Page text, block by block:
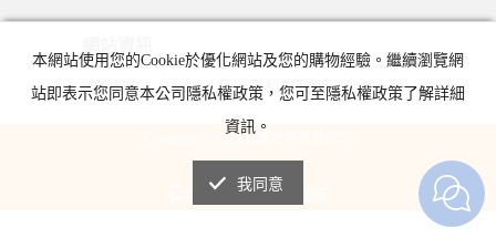
防止詐騙 隱私權政策
Copyright © 2018 健業生技有限公司
手機版 | 電腦版
本網站使用您的Cookie於優化網站及您的購物經驗。繼續瀏覽網
站即表示您同意本公司隱私權政策，您可至隱私權政策了解詳細
資訊。
我同意